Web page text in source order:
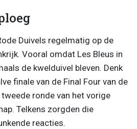
Duivels regelmatig op de
Vooral omdat Les Bleus in
de kwelduivel bleven. Denk
finale van de Final Four van de
ronde van het vorige
Telkens zorgden die
reacties.